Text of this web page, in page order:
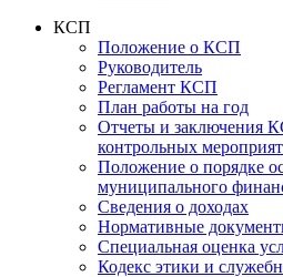
КСП
Положение о КСП
Руководитель
Регламент КСП
План работы на год
Отчеты и заключения
контрольных
Положение о порядке
муниципального
Сведения о доходах
Нормативные
Специальная оценка
Кодекс этики и